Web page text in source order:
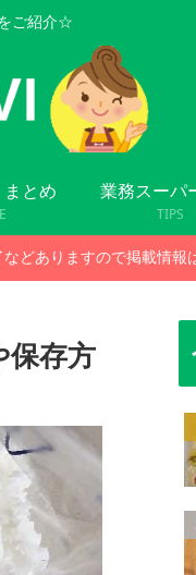
ご紹介☆
まとめ
業務スーパ
TIPS
どありますので掲載情報
保存方